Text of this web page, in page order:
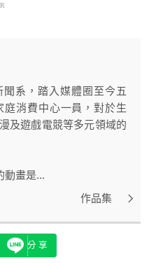
系，踏入媒體圈至今五
庭消費中心一員，對於生
及遊戲電競等多元領域的
動畫是...
作品集
分享